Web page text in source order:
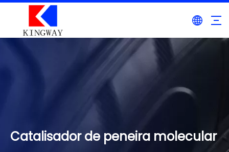
Catalisador de peneira molecular